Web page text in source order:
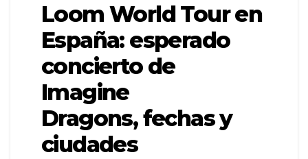
Loom World Tour en
España: esperado
concierto de
Imagine
Dragons, fechas y
ciudades